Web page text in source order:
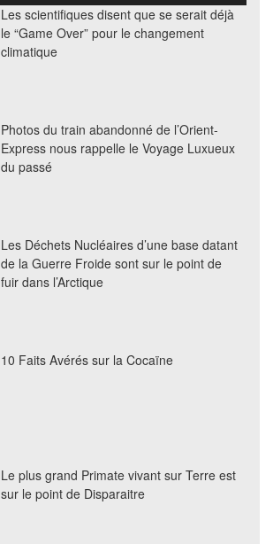
Les scientifiques disent que se serait déjà
le “Game Over” pour le changement
climatique
Photos du train abandonné de l’Orient-
Express nous rappelle le Voyage Luxueux
du passé
Les Déchets Nucléaires d’une base datant
de la Guerre Froide sont sur le point de
fuir dans l’Arctique
10 Faits Avérés sur la Cocaïne
Le plus grand Primate vivant sur Terre est
sur le point de Disparaitre